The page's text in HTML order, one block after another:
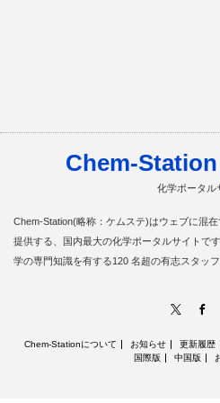
Chem-
化学ポータル
Chem-Station(略称：ケムステ)はウェブに混
提供する、国内最大の化学ポータルサイトで
学の専門知識を有する120 名超の有志スタッ
Chem-Stationについて お知らせ 更新履歴
国際版
中国版